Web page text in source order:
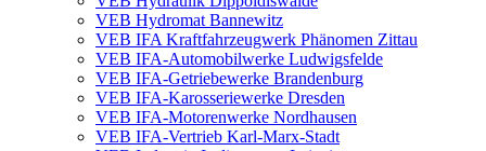
VEB Hydromat Bannewitz
VEB IFA Kraftfahrzeugwerk Phänomen Zittau
VEB IFA-Automobilwerke Ludwigsfelde
VEB IFA-Getriebewerke Brandenburg
VEB IFA-Karosseriewerke Dresden
VEB IFA-Motorenwerke Nordhausen
VEB IFA-Vertrieb Karl-Marx-Stadt